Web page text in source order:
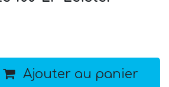
Ajouter au panier